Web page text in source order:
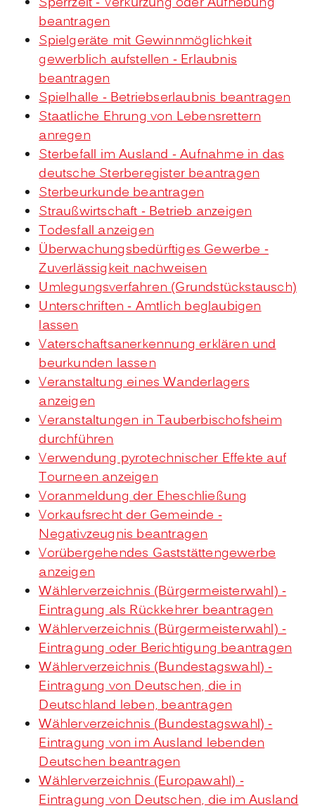
beantragen
Spielgeräte mit Gewinnmöglichkeit
gewerblich aufstellen - Erlaubnis
beantragen
Spielhalle - Betriebserlaubnis beantragen
Staatliche Ehrung von Lebensrettern
anregen
Sterbefall im Ausland - Aufnahme in das
deutsche Sterberegister beantragen
Sterbeurkunde beantragen
Straußwirtschaft - Betrieb anzeigen
Todesfall anzeigen
Überwachungsbedürftiges Gewerbe -
Zuverlässigkeit nachweisen
Umlegungsverfahren (Grundstückstausch)
Unterschriften - Amtlich beglaubigen
lassen
Vaterschaftsanerkennung erklären und
beurkunden lassen
Veranstaltung eines Wanderlagers
anzeigen
Veranstaltungen in Tauberbischofsheim
durchführen
Verwendung pyrotechnischer Effekte auf
Tourneen anzeigen
Voranmeldung der Eheschließung
Vorkaufsrecht der Gemeinde -
Negativzeugnis beantragen
Vorübergehendes Gaststättengewerbe
anzeigen
Wählerverzeichnis (Bürgermeisterwahl) -
Eintragung als Rückkehrer beantragen
Wählerverzeichnis (Bürgermeisterwahl) -
Eintragung oder Berichtigung beantragen
Wählerverzeichnis (Bundestagswahl) -
Eintragung von Deutschen, die in
Deutschland leben, beantragen
Wählerverzeichnis (Bundestagswahl) -
Eintragung von im Ausland lebenden
Deutschen beantragen
Wählerverzeichnis (Europawahl) -
Eintragung von Deutschen, die im Ausland